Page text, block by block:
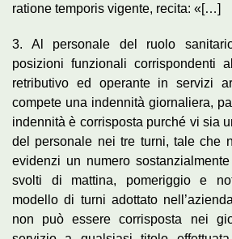
ratione temporis vigente, recita: «[…]
3. Al personale del ruolo
posizioni funzionali corrispondenti
retributivo ed operante in servizi
compete una indennità giornaliera,
indennità è corrisposta purché vi sia
del personale nei tre turni, tale che
evidenzi un numero
svolti di mattina, pomeriggio e
modello di turni adottato
non può essere corrisposta nei